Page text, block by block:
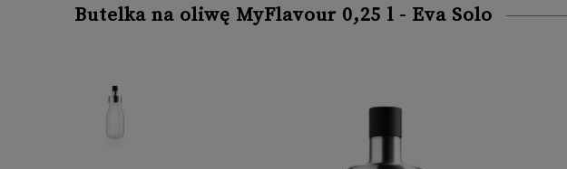
Butelka na oliwę MyFlavour 0,25 l - Eva Solo